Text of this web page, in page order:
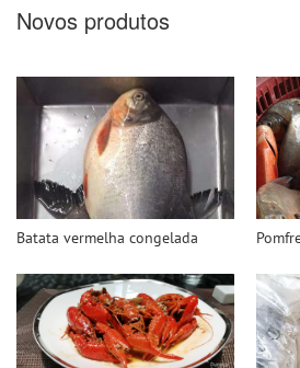
Novos produtos
Batata vermelha congelada